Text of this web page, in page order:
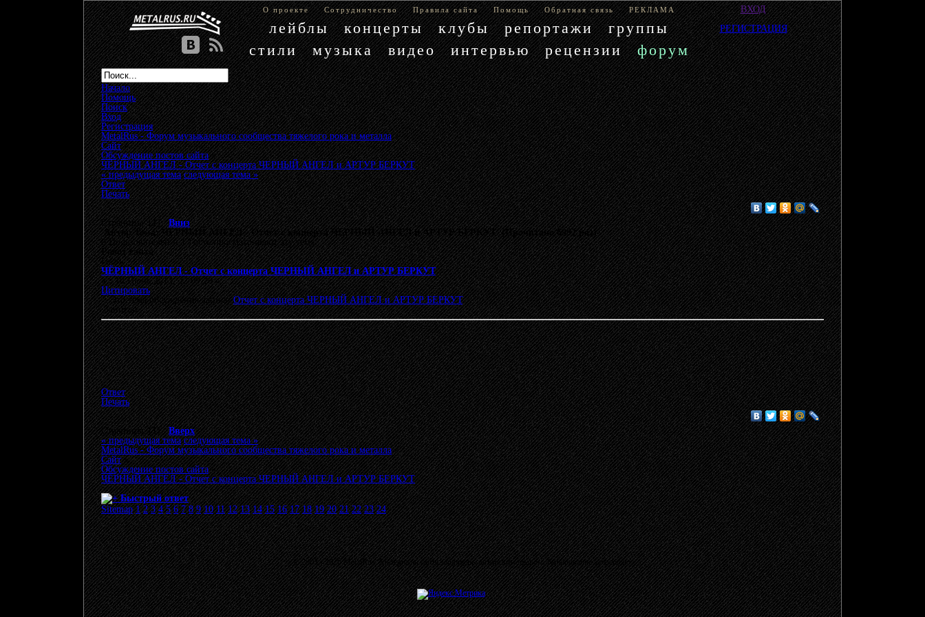
О проекте Сотрудничество Правила сайта Помощь Обратная связь РЕКЛАМА
лейблы концерты клубы репортажи
группы
стили
музыка видео интервью рецензии форум
ВХОД
РЕГИСТРАЦИЯ
Начало
Помощь
Поиск
Вход
Регистрация
MetalRus - Форум музыкального сообщества тяжелого рока и металла»
Сайт»
Обсуждение постов сайта»
ЧЁРНЫЙ АНГЕЛ - Отчет с концерта ЧЕРНЫЙ АНГЕЛ и АРТУР БЕРКУТ
« предыдущая тема следующая тема »
Ответ
Печать
Страницы: [1]Вниз
АвторТема: ЧЁРНЫЙ АНГЕЛ - Отчет с концерта ЧЕРНЫЙ АНГЕЛ и АРТУР БЕРКУТ (Прочитано 6992 раз)
0 Пользователей и 1 Гость просматривают эту тему.
Робот сайта
Гость
ЧЁРНЫЙ АНГЕЛ - Отчет с концерта ЧЕРНЫЙ АНГЕЛ и АРТУР БЕРКУТ
«:10 Июнь 2013, 22:09:20 »
Цитировать
Это тема обсуждения записиОтчет с концерта ЧЕРНЫЙ АНГЕЛ и АРТУР БЕРКУТ.
Записан
Ответ
Печать
Страницы: [1]Вверх
« предыдущая тема следующая тема »
MetalRus - Форум музыкального сообщества тяжелого рока и металла»
Сайт»
Обсуждение постов сайта»
ЧЁРНЫЙ АНГЕЛ - Отчет с концерта ЧЕРНЫЙ АНГЕЛ и АРТУР БЕРКУТ
Быстрый ответ
Sitemap 1 2 3 4 5 6 7 8 9 10 11 12 13 14 15 16 17 18 19 20 21 22 23 24
© 2003 - 2026 MetalRus. Материалы сайта защищены авторским правом. Копирование запрещено.